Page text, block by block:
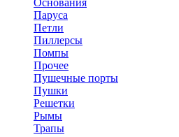
Основания
Паруса
Петли
Пиллерсы
Помпы
Прочее
Пушечные порты
Пушки
Решетки
Рымы
Трапы